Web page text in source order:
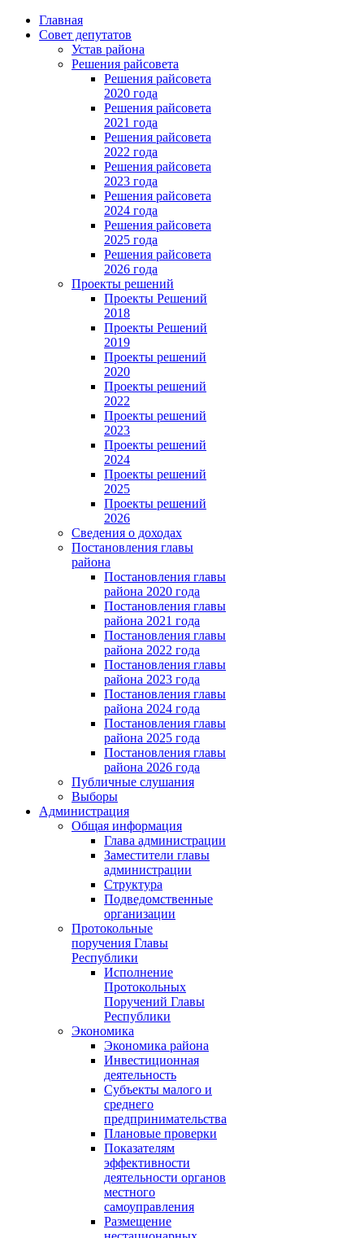
Главная
Совет депутатов
Устав района
Решения райсовета
Решения райсовета
2020 года
Решения райсовета
2021 года
Решения райсовета
2022 года
Решения райсовета
2023 года
Решения райсовета
2024 года
Решения райсовета
2025 года
Решения райсовета
2026 года
Проекты решений
Проекты Решений
2018
Проекты Решений
2019
Проекты решений
2020
Проекты решений
2022
Проекты решений
2023
Проекты решений
2024
Проекты решений
2025
Проекты решений
2026
Сведения о доходах
Постановления главы
района
Постановления главы
района 2020 года
Постановления главы
района 2021 года
Постановления главы
района 2022 года
Постановления главы
района 2023 года
Постановления главы
района 2024 года
Постановления главы
района 2025 года
Постановления главы
района 2026 года
Публичные слушания
Выборы
Администрация
Общая информация
Глава администрации
Заместители главы
администрации
Структура
Подведомственные
организации
Протокольные
поручения Главы
Республики
Исполнение
Протокольных
Поручений Главы
Республики
Экономика
Экономика района
Инвестиционная
деятельность
Субъекты малого и
среднего
предпринимательства
Плановые проверки
Показателям
эффективности
деятельности органов
местного
самоуправления
Размещение